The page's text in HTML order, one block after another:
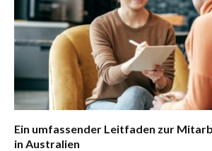
Ein umfassender Leitfaden zur
in Australien